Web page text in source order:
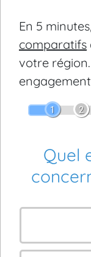
En 5
comparatifs
votre région.
1 2
Quel